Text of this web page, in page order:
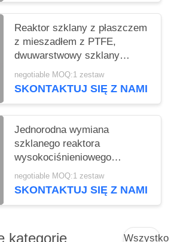
Reaktor szklany z płaszczem
z mieszadłem z PTFE,
dwuwarstwowy szklany
reaktor przeciwwybuchowy
negotiable MOQ:1 zestaw
SKONTAKTUJ SIĘ Z NAMI
Jednorodna wymiana
szklanego reaktora
wysokociśnieniowego
Ogrzewanie Funkcja
chłodzenia Możliwość
negotiable MOQ:1 zestaw
SKONTAKTUJ SIĘ Z NAMI
kategorie Wszystko